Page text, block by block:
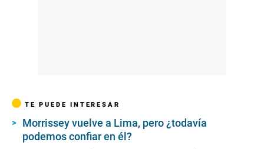
TE PUEDE INTERESAR
Morrissey vuelve a Lima, pero ¿todavía
podemos confiar en él?